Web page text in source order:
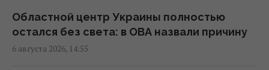
стран: Зеленский о создании украинской
баллистики
22:00 четверг, 06 августа 2026
Областной центр Украины полностью
остался без света: в ОВА назвали причину
6 августа 2026, 14:55